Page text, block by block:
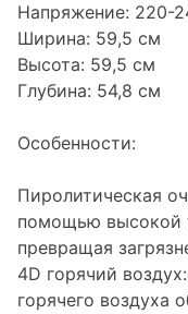
Напряжение: 220-
Ширина: 59,5 см
Высота: 59,5 см
Глубина: 54,8 см
Особенности:
Пиролитическая
помощью высокой
превращая
4D горячий
горячего воздуха